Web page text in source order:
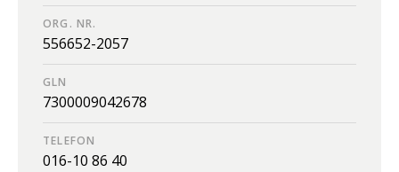
ORG. NR.
556652-2057
GLN
7300009042678
TELEFON
016-10 86 40